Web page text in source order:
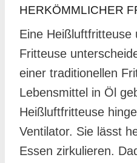
ERKÖMMLICHER
Eine Heißluftfritteuse
Fritteuse
einer traditionellen
Lebensmittel in Öl
Heißluftfritteuse
Ventilator. Sie lässt
Essen zirkulieren.